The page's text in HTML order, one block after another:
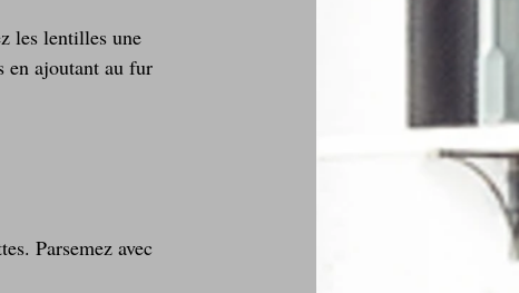
les lentilles une
en ajoutant au fur
Parsemez avec